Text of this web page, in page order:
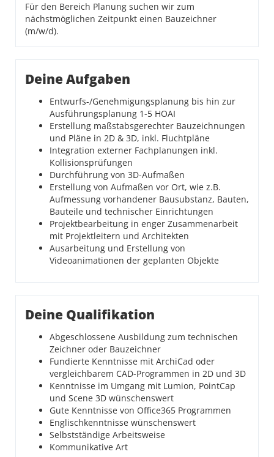
Für den Bereich Planung suchen wir zum
nächstmöglichen Zeitpunkt einen Bauzeichner
(m/w/d).
Deine Aufgaben
Entwurfs-/Genehmigungsplanung bis hin zur
Ausführungsplanung 1-5 HOAI
Erstellung maßstabsgerechter Bauzeichnungen
und Pläne in 2D & 3D, inkl. Fluchtpläne
Integration externer Fachplanungen inkl.
Kollisionsprüfungen
Durchführung von 3D-Aufmaßen
Erstellung von Aufmaßen vor Ort, wie z.B.
Aufmessung vorhandener Bausubstanz, Bauten,
Bauteile und technischer Einrichtungen
Projektbearbeitung in enger Zusammenarbeit
mit Projektleitern und Architekten
Ausarbeitung und Erstellung von
Videoanimationen der geplanten Objekte
Deine Qualifikation
Abgeschlossene Ausbildung zum technischen
Zeichner oder Bauzeichner
Fundierte Kenntnisse mit ArchiCad oder
vergleichbarem CAD-Programmen in 2D und 3D
Kenntnisse im Umgang mit Lumion, PointCap
und Scene 3D wünschenswert
Gute Kenntnisse von Office365 Programmen
Englischkenntnisse wünschenswert
Selbstständige Arbeitsweise
Kommunikative Art